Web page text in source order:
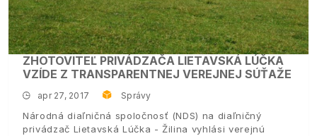
ZHOTOVITEĽ PRIVÁDZAČA LIETAVSKÁ LÚČKA
VZÍDE Z TRANSPARENTNEJ VEREJNEJ SÚŤAŽE
apr 27, 2017 Správy
Národná diaľničná spoločnosť (NDS) na diaľničný
privádzač Lietavská Lúčka - Žilina vyhlási verejnú